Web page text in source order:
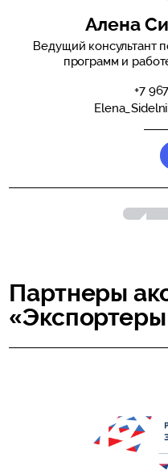
Алена
Ведущий консультант
программ и
+7
Партнеры